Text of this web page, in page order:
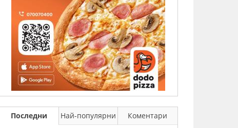
Последни Най-популярни
Коментари